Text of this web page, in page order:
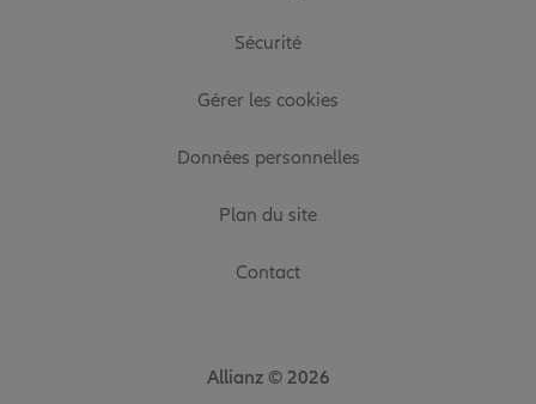
Sécurité
Gérer les cookies
Données personnelles
Plan du site
Contact
Allianz © 2026